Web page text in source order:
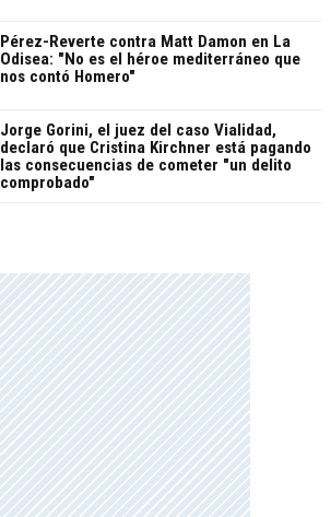
Pérez-Reverte contra Matt Damon en La
Odisea: "No es el héroe mediterráneo que
nos contó Homero"
Jorge Gorini, el juez del caso Vialidad,
declaró que Cristina Kirchner está pagando
las consecuencias de cometer "un delito
comprobado"